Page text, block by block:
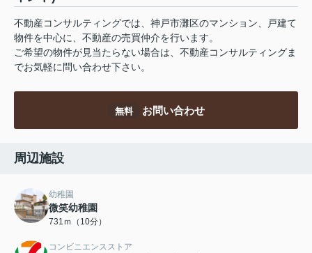
不動産コンサルティングでは、神戸市灘区のマンション、戸建て
物件を中心に、不動産の売買仲介を行います。
ご希望の物件が見当たらない場合は、不動産コンサルティングま
でお気軽に問い合わせ下さい。
無料 お問い合わせ
周辺施設
幼稚園
微笑幼稚園
731ｍ（10分）
コンビニエンスストア